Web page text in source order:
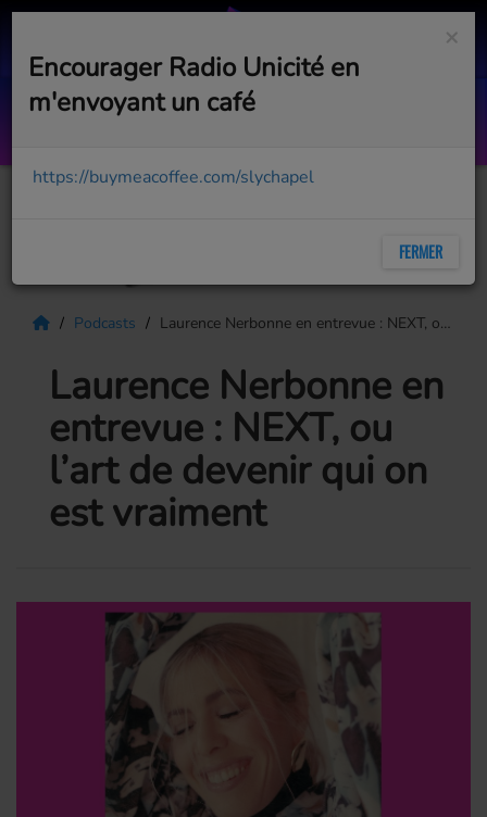
No Ordinary Love
Podcasts Laurence Nerbonne en entrevue : NEXT, ou l’art de devenir qui on est vraiment
Laurence Nerbonne en
entrevue : NEXT, ou
l’art de devenir qui on
est vraiment
×
Encourager Radio Unicité en
m'envoyant un café
https://buymeacoffee.com/slychapel
FERMER